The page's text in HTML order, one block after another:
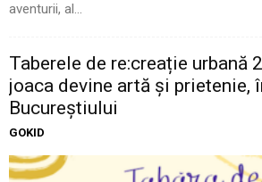
aventurii, al...
Taberele de re:creație urbană
joaca devine artă și prietenie,
Bucureștiului
GOKID